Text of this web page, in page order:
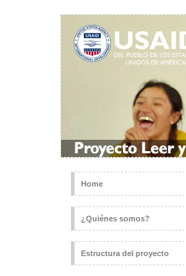
Home
¿Quiénes somos?
Estructura del proyecto